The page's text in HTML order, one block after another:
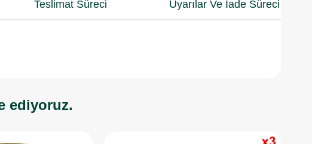
Teslimat Süreci Uyarılar Ve İade Süreci
ediyoruz.